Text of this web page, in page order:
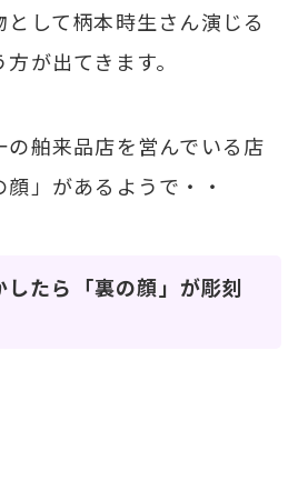
して柄本時生さん演じる
が出てきます。
の舶来品店を営んでいる店
」があるようで・・
したら「裏の顔」が彫刻